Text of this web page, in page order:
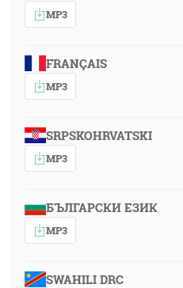
MP3
FRANÇAIS
MP3
SRPSKOHRVATSKI
MP3
БЪЛГАРСКИ ЕЗИК
MP3
SWAHILI DRC